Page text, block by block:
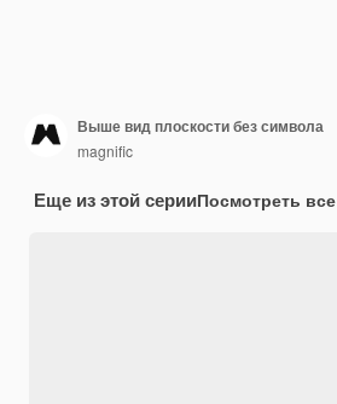
Выше вид плоскости без символа
magnific
Еще из этой серииПосмотреть все